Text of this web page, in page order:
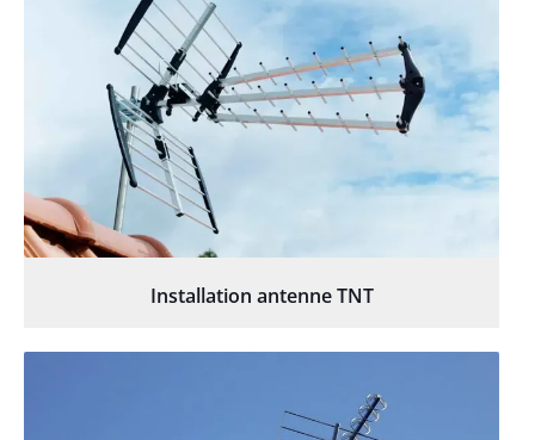
Installation antenne TNT